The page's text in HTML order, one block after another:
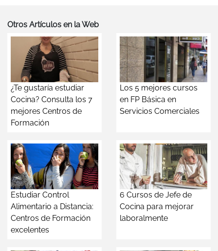
Otros Artículos en la Web
¿Te gustaría estudiar
Cocina? Consulta los 7
mejores Centros de
Formación
Los 5 mejores cursos
en FP Básica en
Servicios Comerciales
Estudiar Control
Alimentario a Distancia:
Centros de Formación
excelentes
6 Cursos de Jefe de
Cocina para mejorar
laboralmente